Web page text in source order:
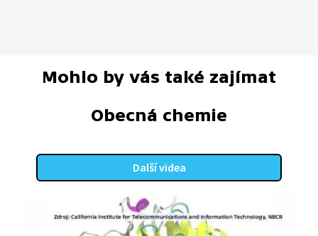
Mohlo by vás také zajímat
Obecná chemie
Další videa